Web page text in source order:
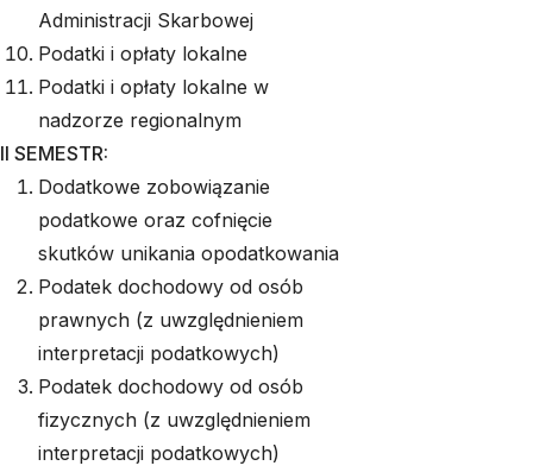
Administracji Skarbowej
Podatki i opłaty lokalne
Podatki i opłaty lokalne w
nadzorze regionalnym
II SEMESTR:
Dodatkowe zobowiązanie
podatkowe oraz cofnięcie
skutków unikania opodatkowania
Podatek dochodowy od osób
prawnych (z uwzględnieniem
interpretacji podatkowych)
Podatek dochodowy od osób
fizycznych (z uwzględnieniem
interpretacji podatkowych)